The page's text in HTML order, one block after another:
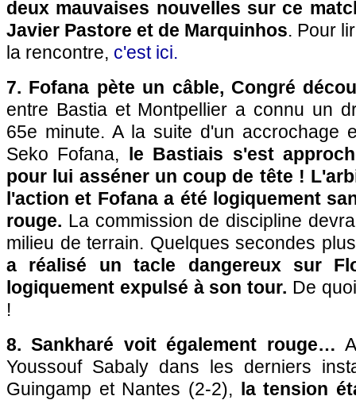
deux mauvaises nouvelles sur ce
Javier Pastore et de Marquinhos. Pour
la rencontre, c'est ici.
7. Fofana pète un câble, Congré
entre Bastia et Montpellier a connu un
65e minute. A la suite d'un accrochage
Seko Fofana, le Bastiais s'est
pour lui asséner un coup de tête !
l'action et Fofana a été logiquement
rouge. La commission de discipline
milieu de terrain. Quelques secondes
a réalisé un tacle dangereux sur
logiquement expulsé à son tour. De
!
8. Sankharé voit également rouge…
Youssouf Sabaly dans les derniers
Guingamp et Nantes (2-2), la tension